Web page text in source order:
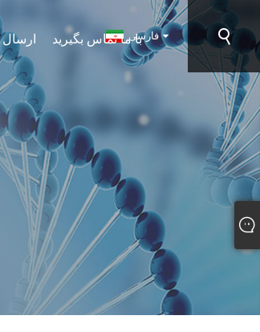
ارسال با ما تماس بگیریدفارسی